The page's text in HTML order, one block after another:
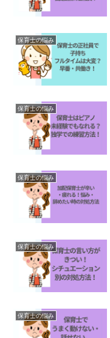
保育士の悩み
保育士の悩み
保育士の悩み
保育士の悩み
保育士の悩み